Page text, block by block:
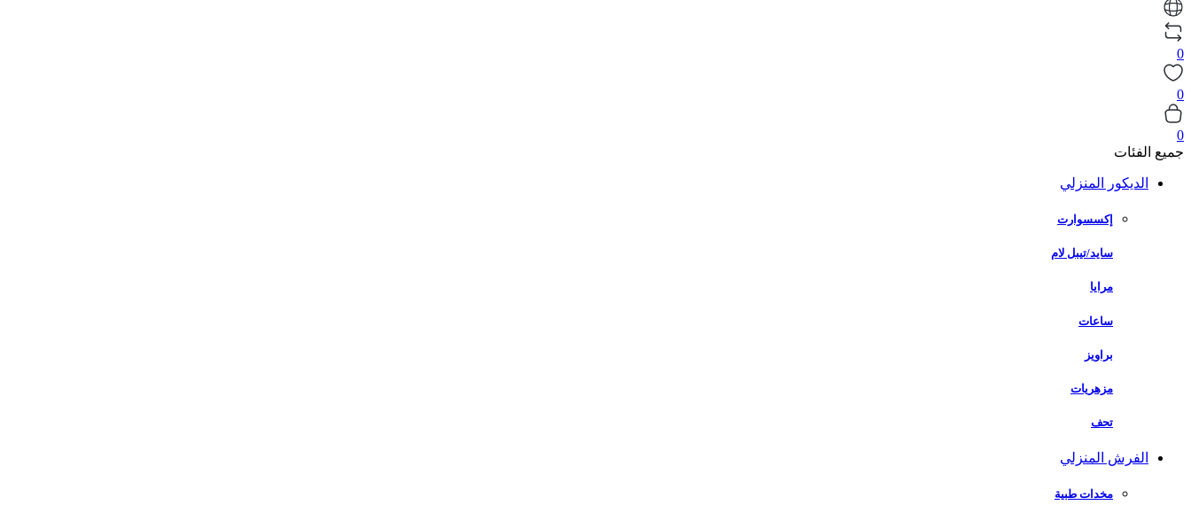
0
0
0
جميع الفئات
الديكور المنزلي
إكسسوارت
سايد/تيبل لام
مرايا
ساعات
براويز
مزهريات
تحف
الفرش المنزلي
مخدات طبية